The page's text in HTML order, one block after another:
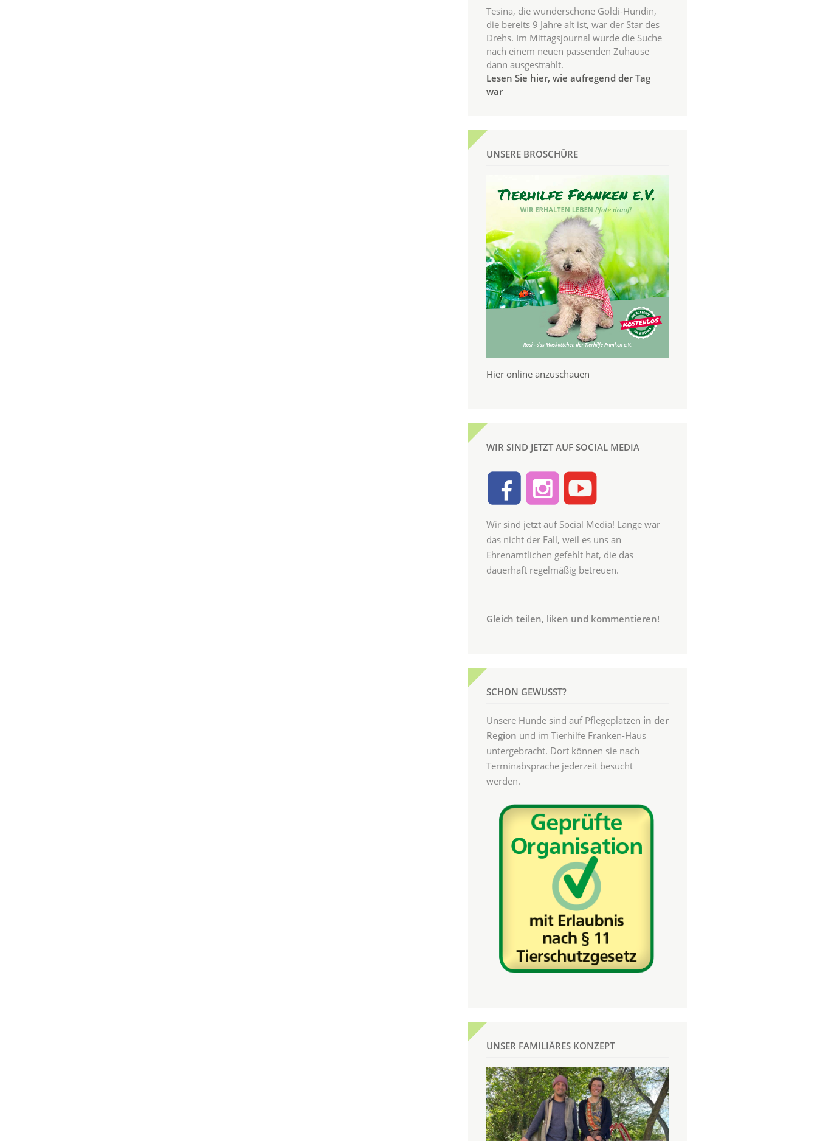
Tesina, die wunderschöne Goldi-Hündin,
die bereits 9 Jahre alt ist, war der Star des
Drehs. Im Mittagsjournal wurde die Suche
nach einem neuen passenden Zuhause
dann ausgestrahlt.
Lesen Sie hier, wie aufregend der Tag
war
UNSERE BROSCHÜRE
Hier online anzuschauen
WIR SIND JETZT AUF SOCIAL MEDIA
Wir sind jetzt auf Social Media! Lange war
das nicht der Fall, weil es uns an
Ehrenamtlichen gefehlt hat, die das
dauerhaft regelmäßig betreuen.
Gleich teilen, liken und kommentieren!
SCHON GEWUSST?
Unsere Hunde sind auf Pflegeplätzen in der
Region und im Tierhilfe Franken-Haus
untergebracht. Dort können sie nach
Terminabsprache jederzeit besucht
werden.
UNSER FAMILIÄRES KONZEPT